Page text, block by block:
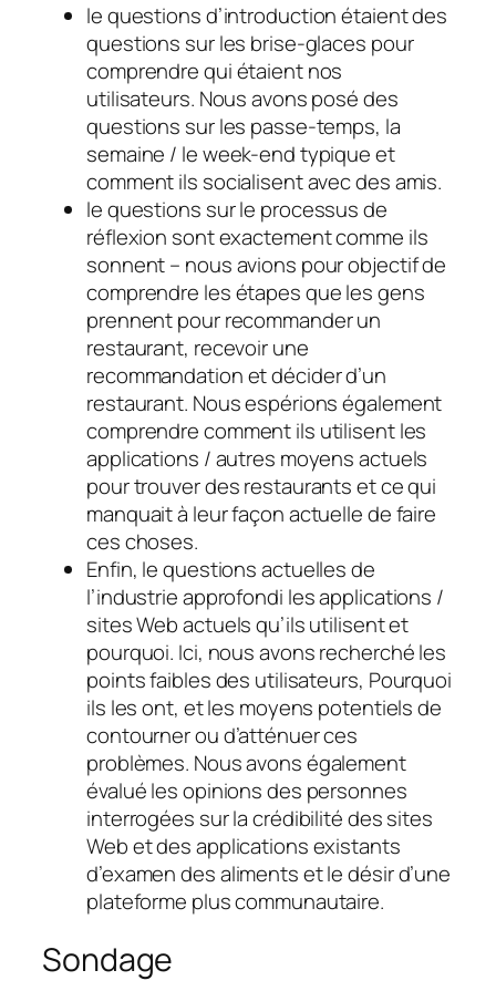
lequestions d’introductionétaient des
questions sur les brise-glaces pour
comprendre qui étaient nos
utilisateurs. Nous avons posé des
questions sur les passe-temps, la
semaine / le week-end typique et
comment ils socialisent avec des amis.
lequestions sur le processus de
réflexion sont exactement comme ils
sonnent – nous avions pour objectif de
comprendre les étapes que les gens
prennent pour recommander un
restaurant, recevoir une
recommandation et décider d’un
restaurant. Nous espérions également
comprendre comment ils utilisent les
applications / autres moyens actuels
pour trouver des restaurants et ce qui
manquait à leur façon actuelle de faire
ces choses.
Enfin, lequestions actuelles de
l’industrieapprofondi les applications /
sites Web actuels qu’ils utilisent et
pourquoi. Ici, nous avons recherché les
points faibles des utilisateurs, Pourquoi
ils les ont, et les moyens potentiels de
contourner ou d’atténuer ces
problèmes. Nous avons également
évalué les opinions des personnes
interrogées sur la crédibilité des sites
Web et des applications existants
d’examen des aliments et le désir d’une
plateforme plus communautaire.
Sondage